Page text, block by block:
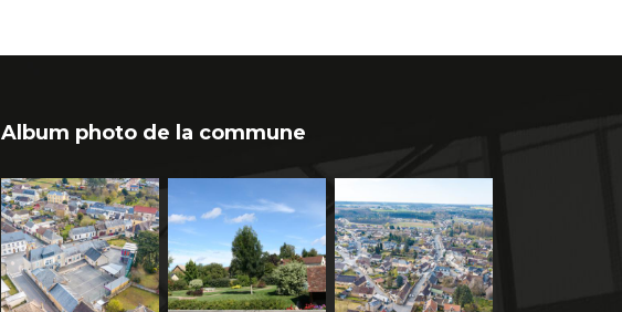
Album photo de la commune